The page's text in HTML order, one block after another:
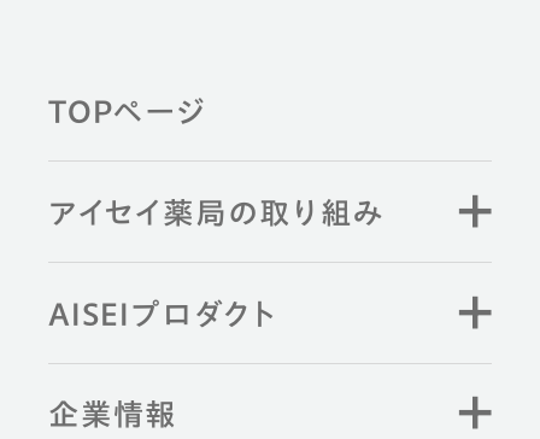
TOPページ
アイセイ薬局の取り組み
AISEIプロダクト
企業情報